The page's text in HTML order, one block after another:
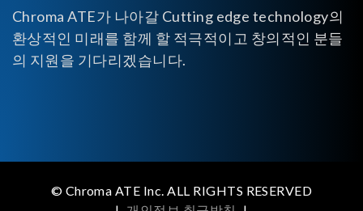
Chroma ATE가 나아갈 Cutting edge technology의
환상적인 미래를 함께 할 적극적이고 창의적인 분들
의 지원을 기다리겠습니다.
© Chroma ATE Inc. ALL RIGHTS RESERVED